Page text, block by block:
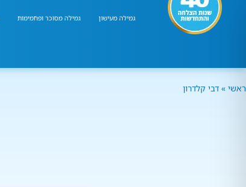
גמילה מעישון גמילה מסוכר ופחמימות
ראשי » דבי קלדרון